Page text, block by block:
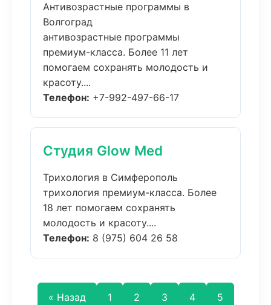
Антивозрастные программы в
Волгоград
антивозрастные программы
премиум-класса. Более 11 лет
помогаем сохранять молодость и
красоту....
Телефон: +7-992-497-66-17
Студия Glow Med
Трихология в Симферополь
трихология премиум-класса. Более
18 лет помогаем сохранять
молодость и красоту....
Телефон: 8 (975) 604 26 58
« Назад 1 2 3 4 5